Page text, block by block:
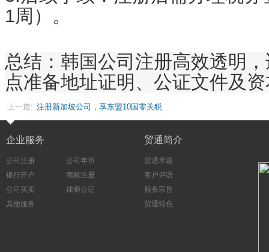
1周）。
总结 ：韩国公司注册高效透明
点准备地址证明、公证文件及
上一篇: 注册新加坡公司，享东盟10国零关税
企业服务
公司注册
公司年审
银行开户
商标注册
公司买卖
律师公证
其他服务
贸通简介
贸通承诺
客户评语
服务宗旨
贸通特色